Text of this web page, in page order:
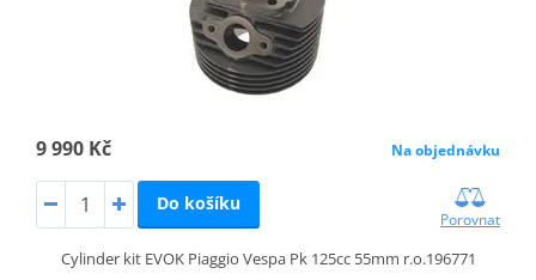
9 990 Kč Na objednávku
Do košíku
Porovnat
Cylinder kit EVOK Piaggio Vespa Pk 125cc 55mm r.o.196771